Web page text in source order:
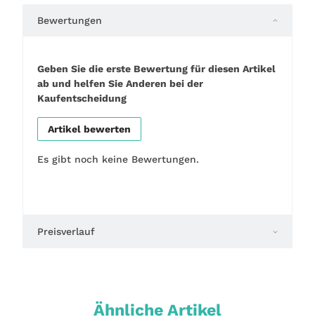
Bewertungen
Geben Sie die erste Bewertung für diesen Artikel
ab und helfen Sie Anderen bei der
Kaufentscheidung
Artikel bewerten
Es gibt noch keine Bewertungen.
Preisverlauf
Ähnliche Artikel